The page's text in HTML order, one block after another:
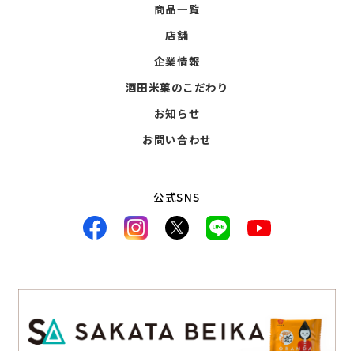
商品一覧
店舗
企業情報
酒田米菓のこだわり
お知らせ
お問い合わせ
公式SNS